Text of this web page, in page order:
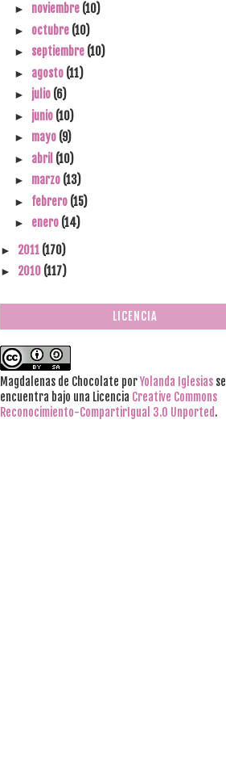
► noviembre (10)
► octubre (10)
► septiembre (10)
► agosto (11)
► julio (6)
► junio (10)
► mayo (9)
► abril (10)
► marzo (13)
► febrero (15)
► enero (14)
► 2011 (170)
► 2010 (117)
LICENCIA
Magdalenas de Chocolate porYolanda Iglesias se
encuentra bajo una Licencia Creative Commons
Reconocimiento-CompartirIgual 3.0 Unported.